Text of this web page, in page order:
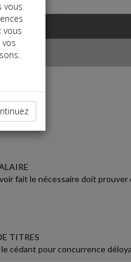
fait le nécessaire doit prouver
TITRES
cédant pour concurrence
vous
vous